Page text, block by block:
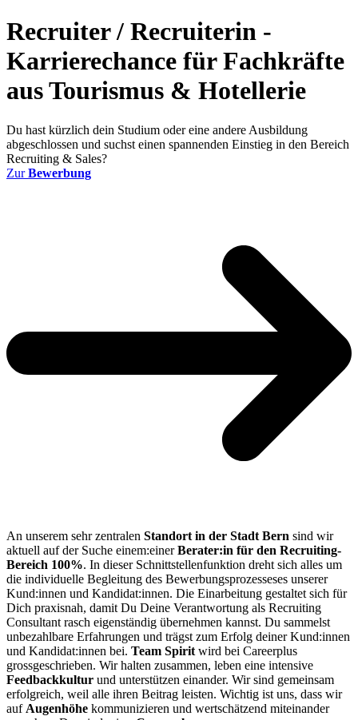
Recruiter / Recruiterin -
Karrierechance für Fachkräfte
aus Tourismus & Hotellerie
Du hast kürzlich dein Studium oder eine andere Ausbildung
abgeschlossen und suchst einen spannenden Einstieg in den Bereich
Recruiting & Sales?
ZurBewerbung
An unserem sehr zentralen Standort in der Stadt Bern sind wir
aktuell auf der Suche einem:einer Berater:in für den Recruiting-
Bereich 100%. In dieser Schnittstellenfunktion dreht sich alles um
die individuelle Begleitung des Bewerbungsprozesseses unserer
Kund:innen und Kandidat:innen. Die Einarbeitung gestaltet sich für
Dich praxisnah, damit Du Deine Verantwortung als Recruiting
Consultant rasch eigenständig übernehmen kannst. Du sammelst
unbezahlbare Erfahrungen und trägst zum Erfolg deiner Kund:innen
und Kandidat:innen bei. Team Spirit wird bei Careerplus
grossgeschrieben. Wir halten zusammen, leben eine intensive
Feedbackkultur und unterstützen einander. Wir sind gemeinsam
erfolgreich, weil alle ihren Beitrag leisten. Wichtig ist uns, dass wir
auf Augenhöhe kommunizieren und wertschätzend miteinander